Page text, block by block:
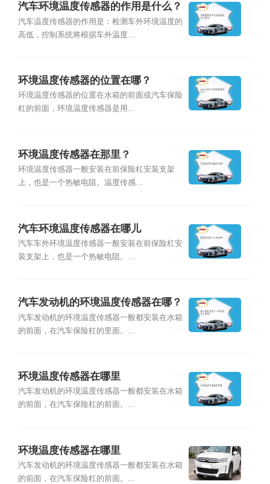
汽车环境温度传感器的作用是什么？
汽车温度传感器的作用是：检测车外环境温度的
高低，控制系统将根据车外温度...
环境温度传感器的位置在哪？
环境温度传感器的位置在水箱的前面或汽车保险
杠的前面，环境温度传感器是用...
环境温度传感器在那里？
环境温度传感器一般安装在前保险杠安装支架
上，也是一个热敏电阻。温度传感...
汽车环境温度传感器在哪儿
汽车车外环境温度传感器一般安装在前保险杠安
装支架上，也是一个热敏电阻。...
汽车发动机的环境温度传感器在哪？
汽车发动机的环境温度传感器一般都安装在水箱
的前面，在汽车保险杠的里面。...
环境温度传感器在哪里
汽车发动机的环境温度传感器一般都安装在水箱
的前面，在汽车保险杠的前面。...
环境温度传感器在哪里
汽车发动机的环境温度传感器一般都安装在水箱
的前面，在汽车保险杠的前面。...